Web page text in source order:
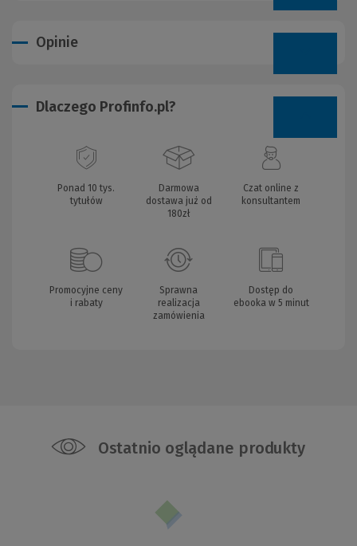
Opinie
Dlaczego Profinfo.pl?
Ponad 10 tys.
tytułów
Darmowa
dostawa już od
180zł
Czat online z
konsultantem
Promocyjne ceny
i rabaty
Sprawna
realizacja
zamówienia
Dostęp do
ebooka w 5 minut
Ostatnio oglądane produkty